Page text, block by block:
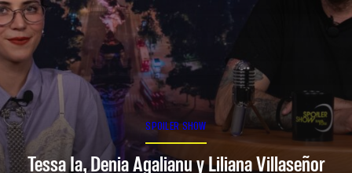
SPOILER SHOW
Tessa Ia, Denia Agalianu y Liliana Villaseñor